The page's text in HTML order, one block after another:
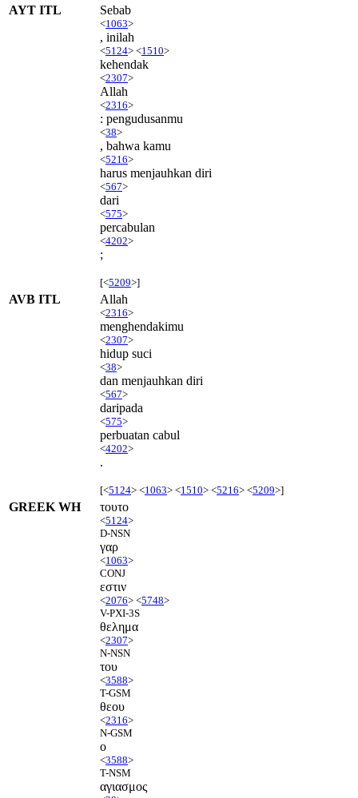
AYT ITL
Sebab
<1063>
, inilah
<5124> <1510>
kehendak
<2307>
Allah
<2316>
: pengudusanmu
<38>
, bahwa kamu
<5216>
harus menjauhkan diri
<567>
dari
<575>
percabulan
<4202>
;
[<5209>]
AVB ITL Allah
<2316>
menghendakimu
<2307>
hidup suci
<38>
dan menjauhkan diri
<567>
daripada
<575>
perbuatan cabul
<4202>
.
[<5124> <1063> <1510> <5216> <5209>]
GREEK WH τουτο
<5124>
D-NSN
γαρ
<1063>
CONJ
εστιν
<2076> <5748>
V-PXI-3S
θελημα
<2307>
N-NSN
του
<3588>
T-GSM
θεου
<2316>
N-GSM
ο
<3588>
T-NSM
αγιασμος